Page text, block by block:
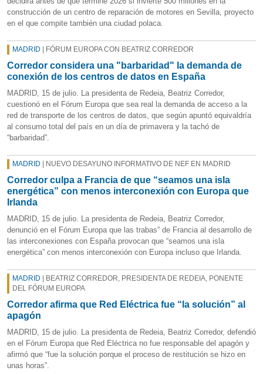
construcción de un centro de reparación de motores en Sevilla, proyecto
en el que compite también una ciudad polaca.
MADRID | FÓRUM EUROPA CON BEATRIZ CORREDOR
Corredor considera una "barbaridad" la demanda de
conexión de los centros de datos en España
MADRID, 15 de julio. La presidenta de Redeia, Beatriz Corredor,
cuestionó en el Fórum Europa que sea real la demanda de acceso a la
red de transporte de los centros de datos, que según apuntó equivaldría
al consumo total del país en un día de primavera y la tachó de
“barbaridad”.
MADRID | NUEVO DESAYUNO INFORMATIVO DE NEF EN MADRID
Corredor culpa a Francia de que “seamos una isla
energética” con menos interconexión con Europa que
Irlanda
MADRID, 15 de julio. La presidenta de Redeia, Beatriz Corredor,
denunció en el Fórum Europa que las trabas” de Francia al desarrollo de
las interconexiones con España provocan que “seamos una isla
energética” con menos interconexión con Europa incluso que Irlanda.
MADRID | BEATRIZ CORREDOR, PRESIDENTA DE REDEIA, PONENTE
DEL FÓRUM EUROPA
Corredor afirma que Red Eléctrica fue “la solución” al
apagón
MADRID, 15 de julio. La presidenta de Redeia, Beatriz Corredor, defendió
en el Fórum Europa que Red Eléctrica no fue responsable del apagón y
afirmó que “fue la solución porque el proceso de restitución se hizo en
unas horas”.